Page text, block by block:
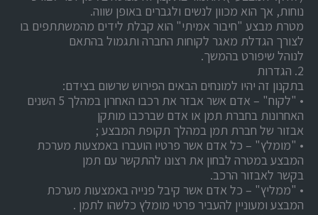
נוחות, אך הוא מכוון לנשים ולגברים באופן שווה.
מטרת מבצע "חיבור אמיתי" הוא קבלת לידים מהמשתתפים בו
לצורך הגדלת מאגר לקוחות החברה ותגמול בהתאם
לנוהל שיפורט בהמשך.
2. הגדרות
בתקנון זה יהיו למונחים הבאים הפירוש שרשום בצידם:
• "לקוח" – אדם אשר אבזר את רכבו האחרון במהלך 5 השנים
האחרונות בחברת תמן או אדם שברכבו מותקן
אבזור של חברת תמן במהלך תקופת המבצע ;
• "מומלץ" – כל אדם אשר פרטיו הועברו באמצעות מערכת
המבצע במטרה לבחון את רצונו להתקשר עם תמן
בקשר לאבזור הרכב.
• "ממליץ" – כל אדם אשר קיבל פנייה באמצעות מערכת
המבצע ומעוניין להעביר פרטי מומלץ כלשהו לתמן .